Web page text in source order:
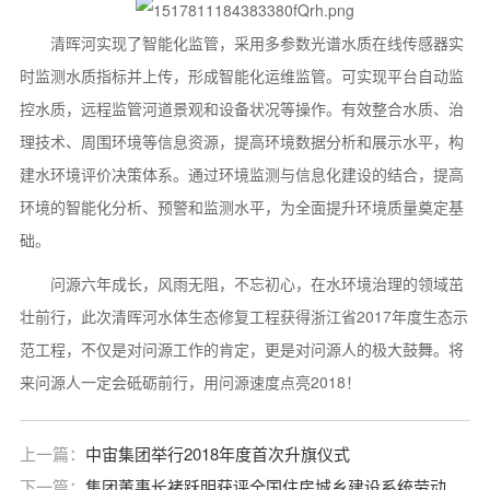
清晖河实现了智能化监管，采用多参数光谱水质在线传感器实
时监测水质指标并上传，形成智能化运维监管。可实现平台自动监
控水质，远程监管河道景观和设备状况等操作。有效整合水质、治
理技术、周围环境等信息资源，提高环境数据分析和展示水平，构
建水环境评价决策体系。通过环境监测与信息化建设的结合，提高
环境的智能化分析、预警和监测水平，为全面提升环境质量奠定基
础。
问源六年成长，风雨无阻，不忘初心，在水环境治理的领域茁
壮前行，此次清晖河水体生态修复工程获得浙江省2017年度生态示
范工程，不仅是对问源工作的肯定，更是对问源人的极大鼓舞。将
来问源人一定会砥砺前行，用问源速度点亮2018！
上一篇： 中宙集团举行2018年度首次升旗仪式